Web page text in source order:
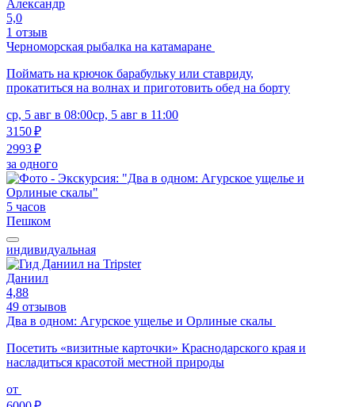
Александр
5,0
1 отзыв
Черноморская рыбалка на катамаране
Поймать на крючок барабульку или ставриду,
прокатиться на волнах и приготовить обед на борту
ср, 5 авг в 08:00ср, 5 авг в 11:00
3150 ₽
2993 ₽
за одного
5 часов
Пешком
индивидуальная
Даниил
4,88
49 отзывов
Два в одном: Агурское ущелье и Орлиные скалы
Посетить «визитные карточки» Краснодарского края и
насладиться красотой местной природы
от